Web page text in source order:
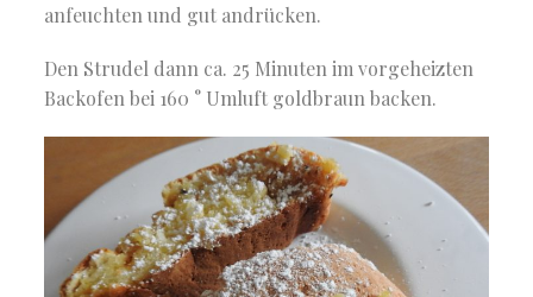
anfeuchten und gut andrücken.
Den Strudel dann ca. 25 Minuten im vorgeheizten
Backofen bei 160 ° Umluft goldbraun backen.